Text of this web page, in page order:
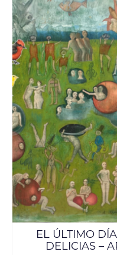
EL ÚLTIMO
DELICIAS –